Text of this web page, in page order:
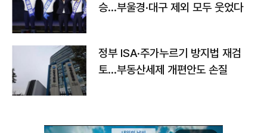
승…부울경·대구 제외 모두 웃었다
정부 ISA·주가누르기 방지법 재검
토…부동산세제 개편안도 손질